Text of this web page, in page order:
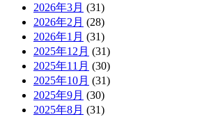
2026年3月 (31)
2026年2月 (28)
2026年1月 (31)
2025年12月 (31)
2025年11月 (30)
2025年10月 (31)
2025年9月 (30)
2025年8月 (31)